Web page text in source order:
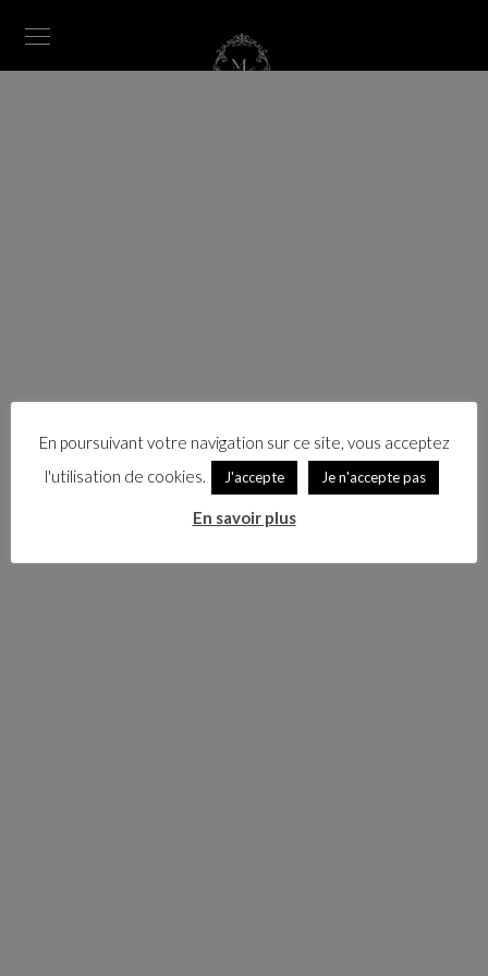
En poursuivant votre navigation sur ce site, vous acceptez
l'utilisation de cookies.
J'accepte Je n'accepte pas
En savoir plus